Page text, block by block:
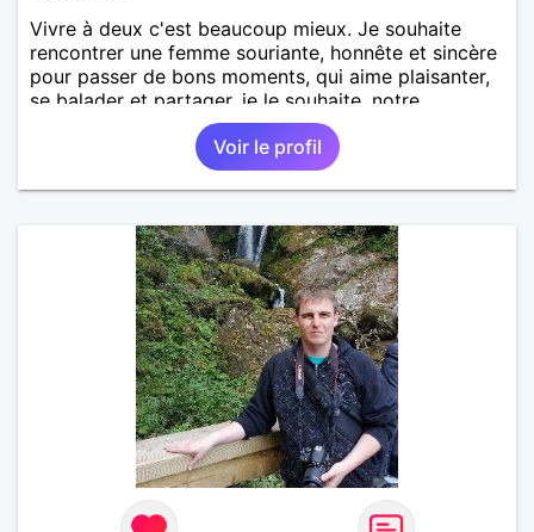
Vivre à deux c'est beaucoup mieux. Je souhaite
rencontrer une femme souriante, honnête et sincère
pour passer de bons moments, qui aime plaisanter,
se balader et partager, je le souhaite, notre
complicité. J'aime beaucoup les chantiers de
randonnée pour se défouler, se relaxer, se détendre
et finalement prendre du bon temps. C'est difficile
de tout dire en quelques lignes. En revanche, vous
d'informations. A bientôt
Voir le profil